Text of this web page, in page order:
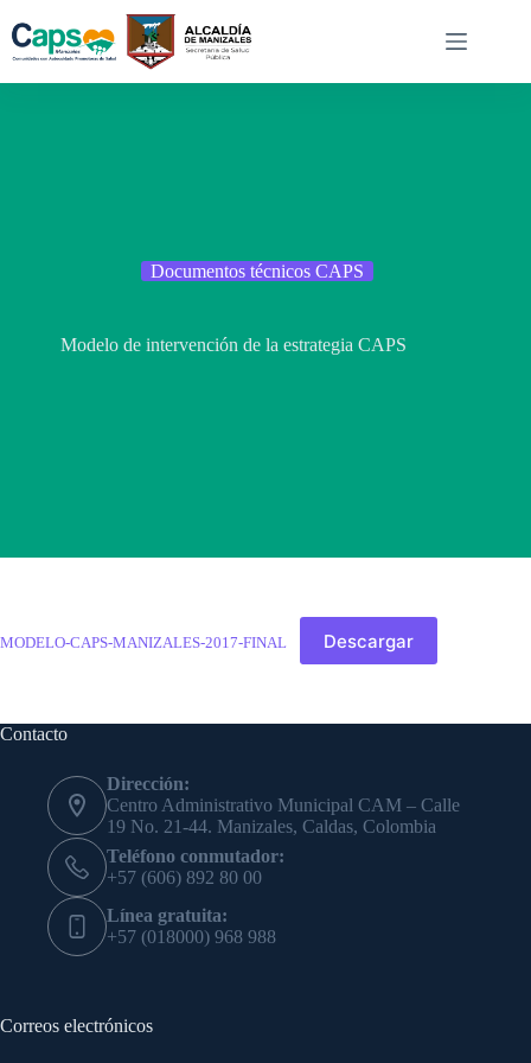
contenido
Documentos técnicos CAPS
Modelo de intervención de la estrategia CAPS
MODELO-CAPS-MANIZALES-2017-FINAL Descargar
Contacto
Dirección:
Centro Administrativo Municipal CAM – Calle
19 No. 21-44. Manizales, Caldas, Colombia
Teléfono conmutador:
+57 (606) 892 80 00
Línea gratuita:
+57 (018000) 968 988
Correos electrónicos